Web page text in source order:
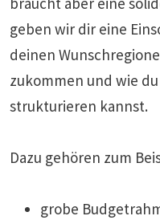
geben wir dir eine
deinen
zukommen und wie
strukturieren kannst.
Dazu gehören zum
grobe